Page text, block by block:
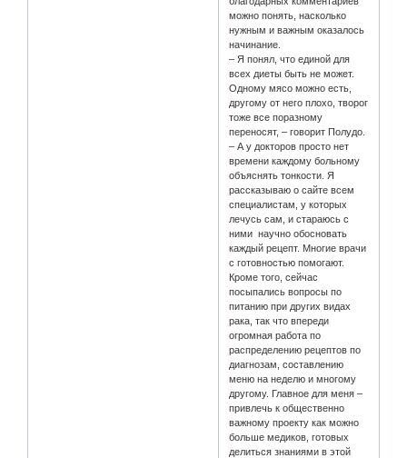
можно понять, насколько
нужным и важным оказалось
начинание.
– Я понял, что единой для
всех диеты быть не может.
Одному мясо можно есть,
другому от него плохо, творог
тоже все поразному
переносят, – говорит Полудо.
– А у докторов просто нет
времени каждому больному
объяснять тонкости. Я
рассказываю о сайте всем
специалистам, у которых
лечусь сам, и стараюсь с
ними научно обосновать
каждый рецепт. Многие врачи
с готовностью помогают.
Кроме того, сейчас
посыпались вопросы по
питанию при других видах
рака, так что впереди
огромная работа по
распределению рецептов по
диагнозам, составлению
меню на неделю и многому
другому. Главное для меня –
привлечь к общественно
важному проекту как можно
больше медиков, готовых
делиться знаниями в этой